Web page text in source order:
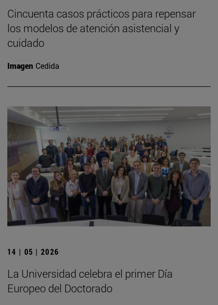
Cincuenta casos prácticos para repensar
los modelos de atención asistencial y
cuidado
Imagen Cedida
14 | 05 | 2026
La Universidad celebra el primer Día
Europeo del Doctorado